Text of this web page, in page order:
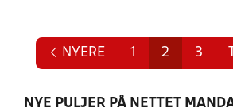
NYERE 1 2 3
NYE PULJER PÅ NETTET